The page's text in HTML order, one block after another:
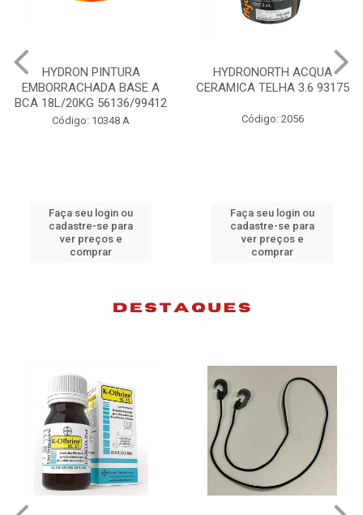
HYDRON PINTURA
EMBORRACHADA BASE A
BCA 18L/20KG 56136/99412
Código: 10348 A
Faça seu login ou
cadastre-se para
ver preços e
comprar
HYDRONORTH ACQUA
CERAMICA TELHA 3.6 93175
Código: 2056
Faça seu login ou
cadastre-se para
ver preços e
comprar